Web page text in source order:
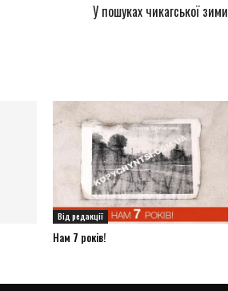
У пошуках чикагської зими
Від редакції
Нам 7 років!